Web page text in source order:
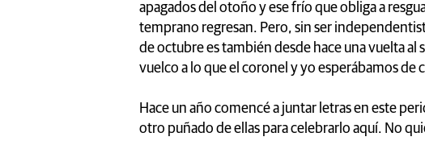
apagados del otoño y ese frío que obliga a
temprano regresan. Pero, sin ser
de octubre es también desde hace una vuelta al
vuelco a lo que el coronel y yo esperábamos de
Hace un año comencé a juntar letras en este
otro puñado de ellas para celebrarlo aquí. No